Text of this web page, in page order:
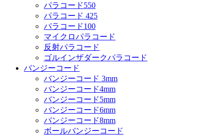
パラコード550
パラコード 425
パラコード100
マイクロパラコード
反射パラコード
ゴルインザダークパラコード
バンジーコード
バンジーコード 3mm
バンジーコード4mm
バンジーコード5mm
バンジーコード6mm
バンジーコード8mm
ボールバンジーコード